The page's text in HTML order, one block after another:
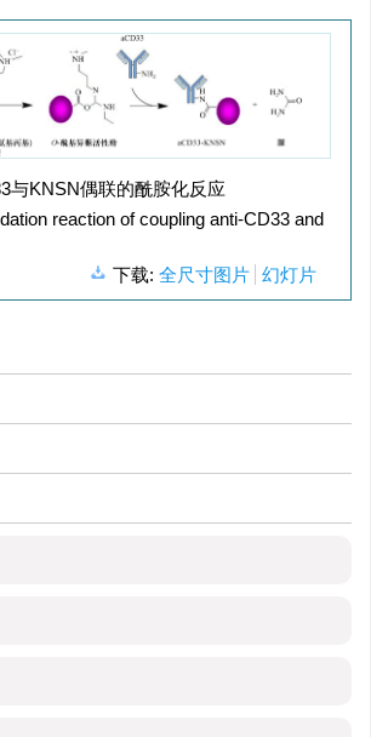
与KNSN偶联的酰胺化反应
reaction of coupling anti-CD33 and
下载: 全尺寸图片 幻灯片